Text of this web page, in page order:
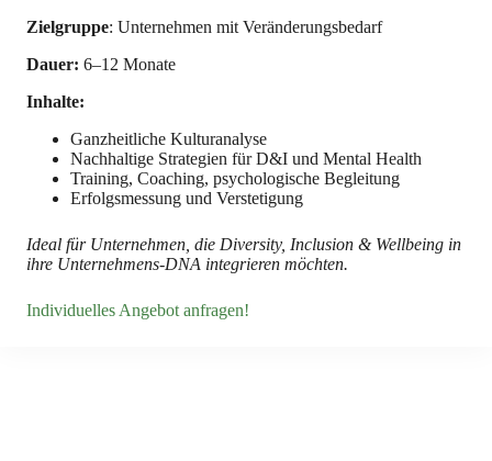
Zielgruppe: Unternehmen mit Veränderungsbedarf
Dauer: 6–12 Monate
Inhalte:
Ganzheitliche Kulturanalyse
Nachhaltige Strategien für D&I und Mental Health
Training, Coaching, psychologische Begleitung
Erfolgsmessung und Verstetigung
Ideal für Unternehmen, die Diversity, Inclusion & Wellbeing in
ihre Unternehmens-DNA integrieren möchten.
Individuelles Angebot anfragen!